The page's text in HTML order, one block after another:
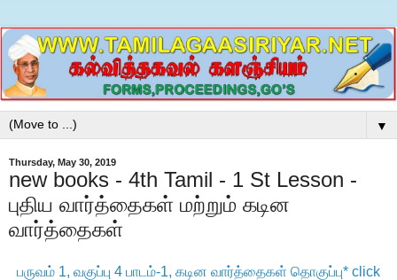
▼
Thursday, May 30, 2019
new books - 4th Tamil - 1 St Lesson -
புதிய வார்த்தைகள் மற்றும் கடின
வார்த்தைகள்
பருவம் 1, வகுப்பு 4 பாடம்-1, கடின வார்த்தைகள் தொகுப்பு* click